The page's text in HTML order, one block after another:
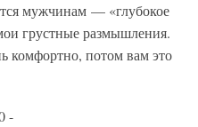
мужчинам — «глубокое
грустные размышления.
комфортно, потом вам это
-